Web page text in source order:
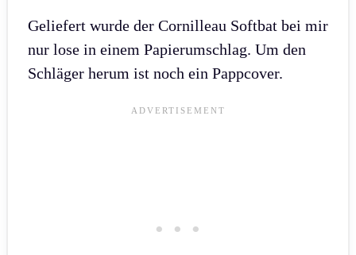
Geliefert wurde der Cornilleau Softbat bei mir
nur lose in einem Papierumschlag. Um den
Schläger herum ist noch ein Pappcover.